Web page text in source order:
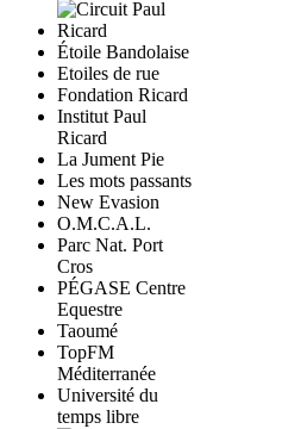
Étoile Bandolaise
Etoiles de rue
Fondation Ricard
Institut Paul
Ricard
La Jument Pie
Les mots passants
New Evasion
O.M.C.A.L.
Parc Nat. Port
Cros
PÉGASE Centre
Equestre
Taoumé
TopFM
Méditerranée
Université du
temps libre